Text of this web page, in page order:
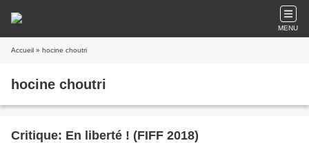
MENU
Accueil » hocine choutri
hocine choutri
Critique: En liberté ! (FIFF 2018)